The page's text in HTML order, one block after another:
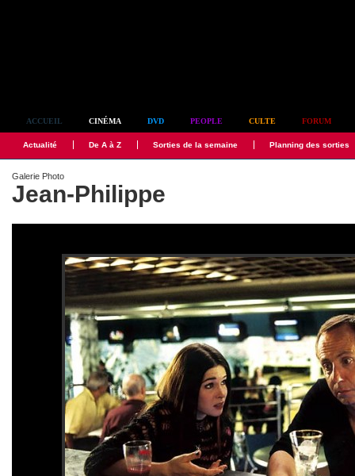
ACCUEIL CINÉMA DVD PEOPLE CULTE FORUM
Actualité De A à Z Sorties de la semaine Planning des sorties
Galerie Photo
Jean-Philippe